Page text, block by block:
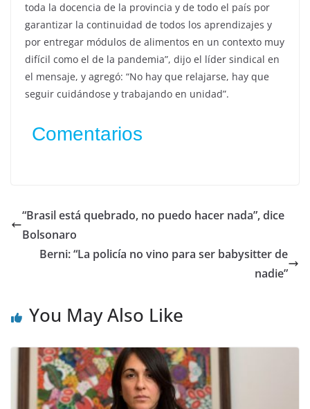
toda la docencia de la provincia y de todo el país por
garantizar la continuidad de todos los aprendizajes y
por entregar módulos de alimentos en un contexto muy
difícil como el de la pandemia”, dijo el líder sindical en
el mensaje, y agregó: “No hay que relajarse, hay que
seguir cuidándose y trabajando en unidad”.
Comentarios
“Brasil está quebrado, no puedo hacer nada”, dice
Bolsonaro
Berni: “La policía no vino para ser babysitter de
nadie”
You May Also Like